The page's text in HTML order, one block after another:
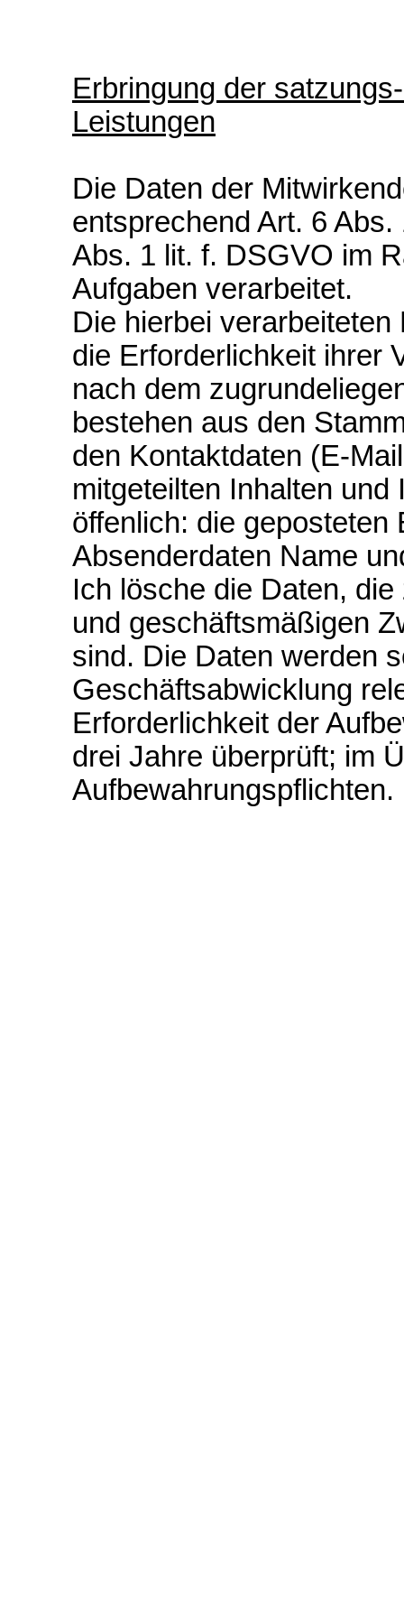
Erbringung der
Leistungen
Die Daten der
entsprechend Art. 6
Abs. 1 lit. f. DSGVO im
Aufgaben verarbeitet.
Die hierbei
die Erforderlichkeit ihrer
nach dem
bestehen aus den
den Kontaktdaten (E-
mitgeteilten Inhalten
öffenlich: die geposteten
Absenderdaten Name
Ich lösche die Daten,
und geschäftsmäßigen
sind. Die Daten werden
Geschäftsabwicklung
Erforderlichkeit der
drei Jahre überprüft; im
Aufbewahrungspflichten.